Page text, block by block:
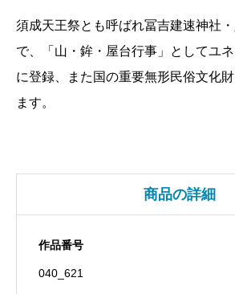
祭
朝
祭
須成天王祭とも呼ばれ冨吉建速神社
で、「山・鉾・屋台行事」としてユ
に登録、また国の重要無形民俗文化
ます。
商品の詳細
作品番号
040_621